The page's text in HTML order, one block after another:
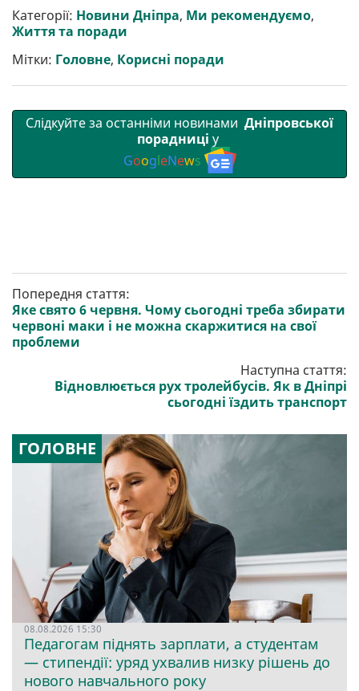
р
и
т
b
o
o
t
e
r
l g
r
s
A
r l
Категорії: Новини Дніпра, Ми рекомендуємо,
Життя та поради
Мітки: Головне, Корисні поради
Слідкуйте за останніми новинами Дніпровської
порадниці у
GoogleNews
Попередня стаття:
Яке свято 6 червня. Чому сьогодні треба збирати
червоні маки і не можна скаржитися на свої
проблеми
Наступна стаття:
Відновлюється рух тролейбусів. Як в Дніпрі
сьогодні їздить транспорт
ГОЛОВНЕ
08.08.2026 15:30
Педагогам піднять зарплати, а студентам
— стипендії: уряд ухвалив низку рішень до
нового навчального року